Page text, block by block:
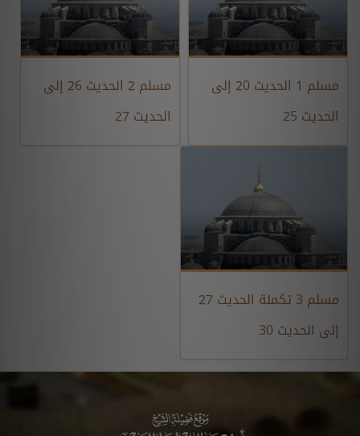
مسلم 1 الحديث 20 إلى
الحديث 25
مسلم 2 الحديث 26 إلى
الحديث 27
مسلم 3 تكملة الحديث 27
إلى الحديث 30